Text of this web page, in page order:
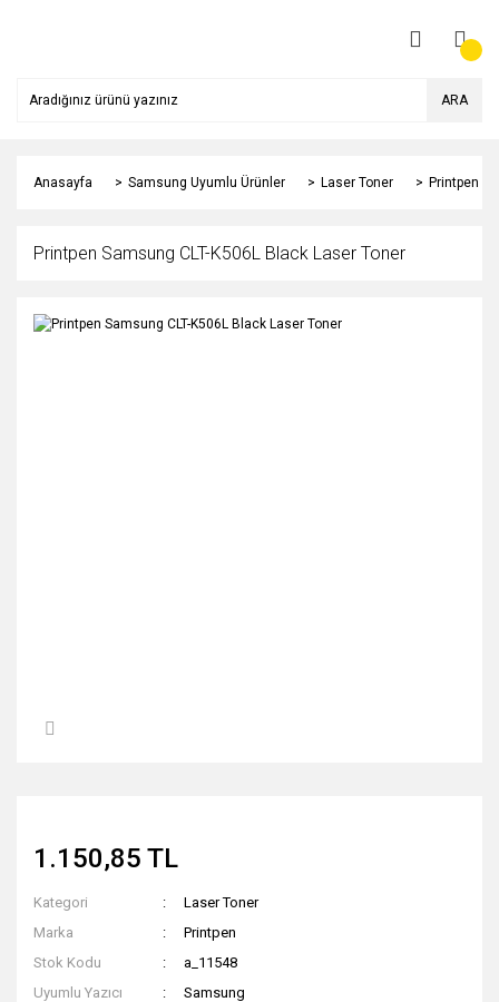
ARA
Anasayfa Samsung Uyumlu Ürünler Laser Toner Printpen
Printpen Samsung CLT-K506L Black Laser Toner
1.150,85 TL
Kategori
Laser Toner
Marka
Printpen
Stok Kodu
a_11548
Uyumlu Yazıcı
Samsung